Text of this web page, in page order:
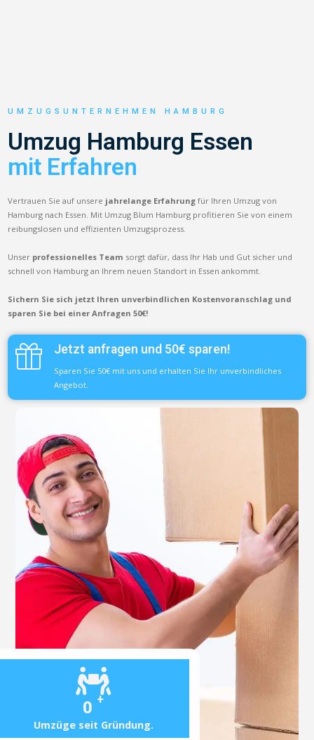
0 +
Umzüge seit Gründung.
UMZUGSUNTERNEHMEN HAMBURG
Umzug Hamburg Essen
mit Erfahren
Vertrauen Sie auf unsere jahrelange Erfahrung für Ihren Umzug von
Hamburg nach Essen. Mit Umzug Blum Hamburg profitieren Sie von einem
reibungslosen und effizienten Umzugsprozess.
Unser professionelles Team sorgt dafür, dass Ihr Hab und Gut sicher und
schnell von Hamburg an Ihrem neuen Standort in Essen ankommt.
Sichern Sie sich jetzt Ihren unverbindlichen Kostenvoranschlag und
sparen Sie bei einer Anfragen 50€!
Jetzt anfragen und 50€ sparen!
Sparen Sie 50€ mit uns und erhalten Sie Ihr unverbindliches
Angebot.